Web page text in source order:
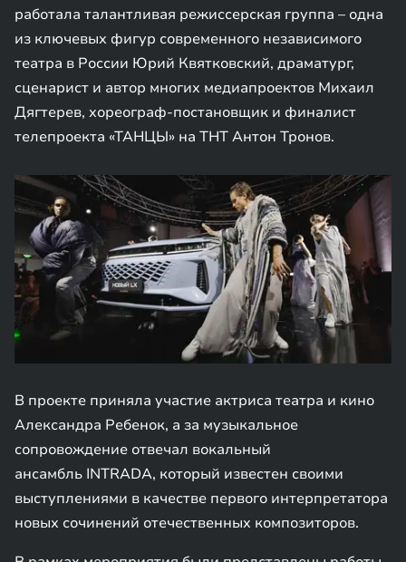
работала талантливая режиссерская группа – одна
из ключевых фигур современного независимого
театра в России Юрий Квятковский, драматург,
сценарист и автор многих медиапроектов Михаил
Дягтерев, хореограф-постановщик и финалист
телепроекта «ТАНЦЫ» на ТНТ Антон Тронов.
В проекте приняла участие актриса театра и кино
Александра Ребенок, а за музыкальное
сопровождение отвечал вокальный
ансамбль INTRADA, который известен своими
выступлениями в качестве первого интерпретатора
новых сочинений отечественных композиторов.